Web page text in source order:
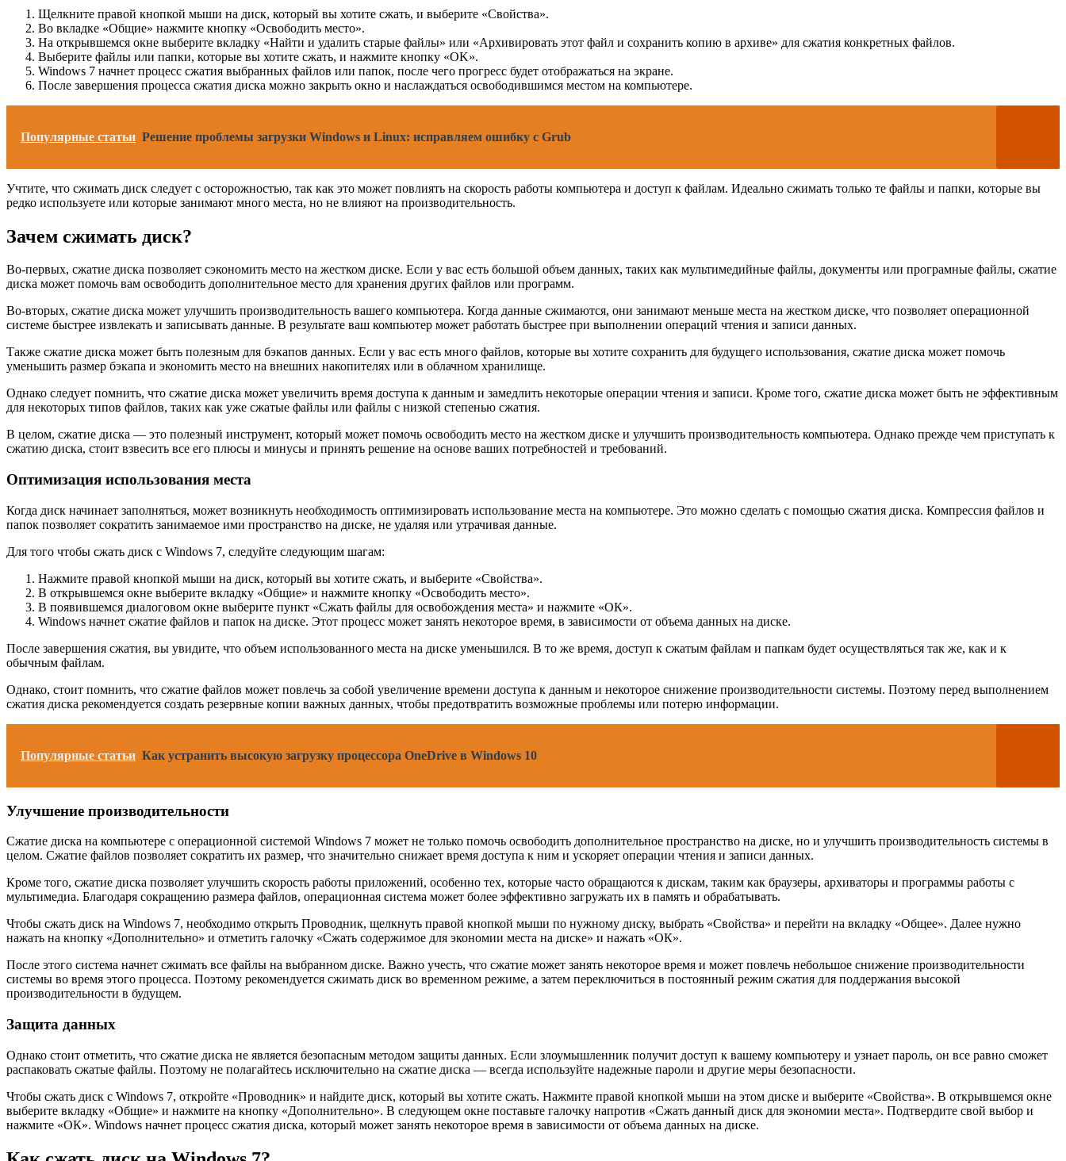
Щелкните правой кнопкой мыши на диск, который вы хотите сжать, и выберите «Свойства».
Во вкладке «Общие» нажмите кнопку «Освободить место».
На открывшемся окне выберите вкладку «Найти и удалить старые файлы» или «Архивировать этот файл и сохранить копию в архиве» для сжатия конкретных файлов.
Выберите файлы или папки, которые вы хотите сжать, и нажмите кнопку «OK».
Windows 7 начнет процесс сжатия выбранных файлов или папок, после чего прогресс будет отображаться на экране.
После завершения процесса сжатия диска можно закрыть окно и наслаждаться освободившимся местом на компьютере.
Популярные статьи Решение проблемы загрузки Windows и Linux: исправляем ошибку с Grub
Учтите, что сжимать диск следует с осторожностью, так как это может повлиять на скорость работы компьютера и доступ к файлам. Идеально сжимать только те файлы и папки, которые вы
редко используете или которые занимают много места, но не влияют на производительность.
Зачем сжимать диск?
Во-первых, сжатие диска позволяет сэкономить место на жестком диске. Если у вас есть большой объем данных, таких как мультимедийные файлы, документы или програмные файлы, сжатие
диска может помочь вам освободить дополнительное место для хранения других файлов или программ.
Во-вторых, сжатие диска может улучшить производительность вашего компьютера. Когда данные сжимаются, они занимают меньше места на жестком диске, что позволяет операционной
системе быстрее извлекать и записывать данные. В результате ваш компьютер может работать быстрее при выполнении операций чтения и записи данных.
Также сжатие диска может быть полезным для бэкапов данных. Если у вас есть много файлов, которые вы хотите сохранить для будущего использования, сжатие диска может помочь
уменьшить размер бэкапа и экономить место на внешних накопителях или в облачном хранилище.
Однако следует помнить, что сжатие диска может увеличить время доступа к данным и замедлить некоторые операции чтения и записи. Кроме того, сжатие диска может быть не эффективным
для некоторых типов файлов, таких как уже сжатые файлы или файлы с низкой степенью сжатия.
В целом, сжатие диска — это полезный инструмент, который может помочь освободить место на жестком диске и улучшить производительность компьютера. Однако прежде чем приступать к
сжатию диска, стоит взвесить все его плюсы и минусы и принять решение на основе ваших потребностей и требований.
Оптимизация использования места
Когда диск начинает заполняться, может возникнуть необходимость оптимизировать использование места на компьютере. Это можно сделать с помощью сжатия диска. Компрессия файлов и
папок позволяет сократить занимаемое ими пространство на диске, не удаляя или утрачивая данные.
Для того чтобы сжать диск с Windows 7, следуйте следующим шагам:
Нажмите правой кнопкой мыши на диск, который вы хотите сжать, и выберите «Свойства».
В открывшемся окне выберите вкладку «Общие» и нажмите кнопку «Освободить место».
В появившемся диалоговом окне выберите пункт «Сжать файлы для освобождения места» и нажмите «ОК».
Windows начнет сжатие файлов и папок на диске. Этот процесс может занять некоторое время, в зависимости от объема данных на диске.
После завершения сжатия, вы увидите, что объем использованного места на диске уменьшился. В то же время, доступ к сжатым файлам и папкам будет осуществляться так же, как и к
обычным файлам.
Однако, стоит помнить, что сжатие файлов может повлечь за собой увеличение времени доступа к данным и некоторое снижение производительности системы. Поэтому перед выполнением
сжатия диска рекомендуется создать резервные копии важных данных, чтобы предотвратить возможные проблемы или потерю информации.
Популярные статьи Как устранить высокую загрузку процессора OneDrive в Windows 10
Улучшение производительности
Сжатие диска на компьютере с операционной системой Windows 7 может не только помочь освободить дополнительное пространство на диске, но и улучшить производительность системы в
целом. Сжатие файлов позволяет сократить их размер, что значительно снижает время доступа к ним и ускоряет операции чтения и записи данных.
Кроме того, сжатие диска позволяет улучшить скорость работы приложений, особенно тех, которые часто обращаются к дискам, таким как браузеры, архиваторы и программы работы с
мультимедиа. Благодаря сокращению размера файлов, операционная система может более эффективно загружать их в память и обрабатывать.
Чтобы сжать диск на Windows 7, необходимо открыть Проводник, щелкнуть правой кнопкой мыши по нужному диску, выбрать «Свойства» и перейти на вкладку «Общее». Далее нужно
нажать на кнопку «Дополнительно» и отметить галочку «Сжать содержимое для экономии места на диске» и нажать «ОК».
После этого система начнет сжимать все файлы на выбранном диске. Важно учесть, что сжатие может занять некоторое время и может повлечь небольшое снижение производительности
системы во время этого процесса. Поэтому рекомендуется сжимать диск во временном режиме, а затем переключиться в постоянный режим сжатия для поддержания высокой
производительности в будущем.
Защита данных
Однако стоит отметить, что сжатие диска не является безопасным методом защиты данных. Если злоумышленник получит доступ к вашему компьютеру и узнает пароль, он все равно сможет
распаковать сжатые файлы. Поэтому не полагайтесь исключительно на сжатие диска — всегда используйте надежные пароли и другие меры безопасности.
Чтобы сжать диск с Windows 7, откройте «Проводник» и найдите диск, который вы хотите сжать. Нажмите правой кнопкой мыши на этом диске и выберите «Свойства». В открывшемся окне
выберите вкладку «Общие» и нажмите на кнопку «Дополнительно». В следующем окне поставьте галочку напротив «Сжать данный диск для экономии места». Подтвердите свой выбор и
нажмите «ОК». Windows начнет процесс сжатия диска, который может занять некоторое время в зависимости от объема данных на диске.